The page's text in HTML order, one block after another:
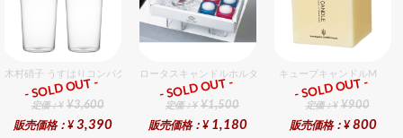
木村硝子 うすはりコンパクト500cc ゾンビグラスギフトセット（2個入り）
ギフト
定価：¥ ¥3,600
販売価格：¥ 3,390
- SOLD OUT -
ロータスキャンドルホルダーギフトセット
ギフト
定価：¥ ¥1,500
販売価格：¥ 1,180
- SOLD OUT -
キューブキャンドルM
ギフト
定価：¥ ¥900
販売価格：¥ 800
- SOLD OUT -